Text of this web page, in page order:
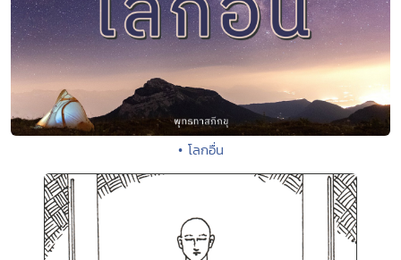
• โลกอื่น